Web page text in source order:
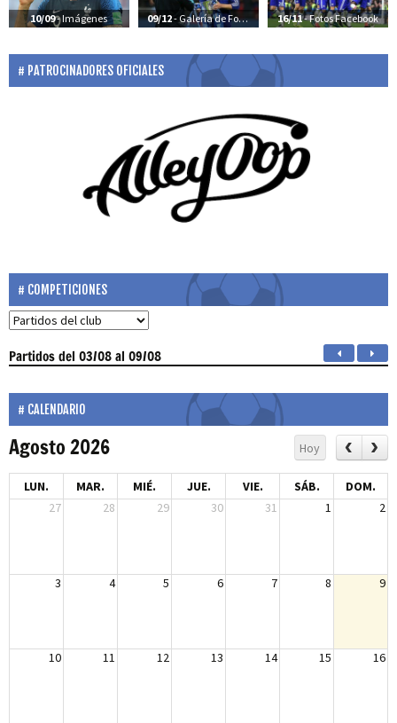
10/09- Imágenes 09/12- Galería de Fotos 16/11- Fotos Facebook
PATROCINADORES OFICIALES
COMPETICIONES
Partidosdel 03/08 al 09/08
CALENDARIO
Agosto 2026 Hoy
LUN. MAR. MIÉ. JUE. VIE. SÁB.
DOM.
27
28 29 30 31 1 2
3 4 5 6 7 8 9
10 11 12 13 14 15 16